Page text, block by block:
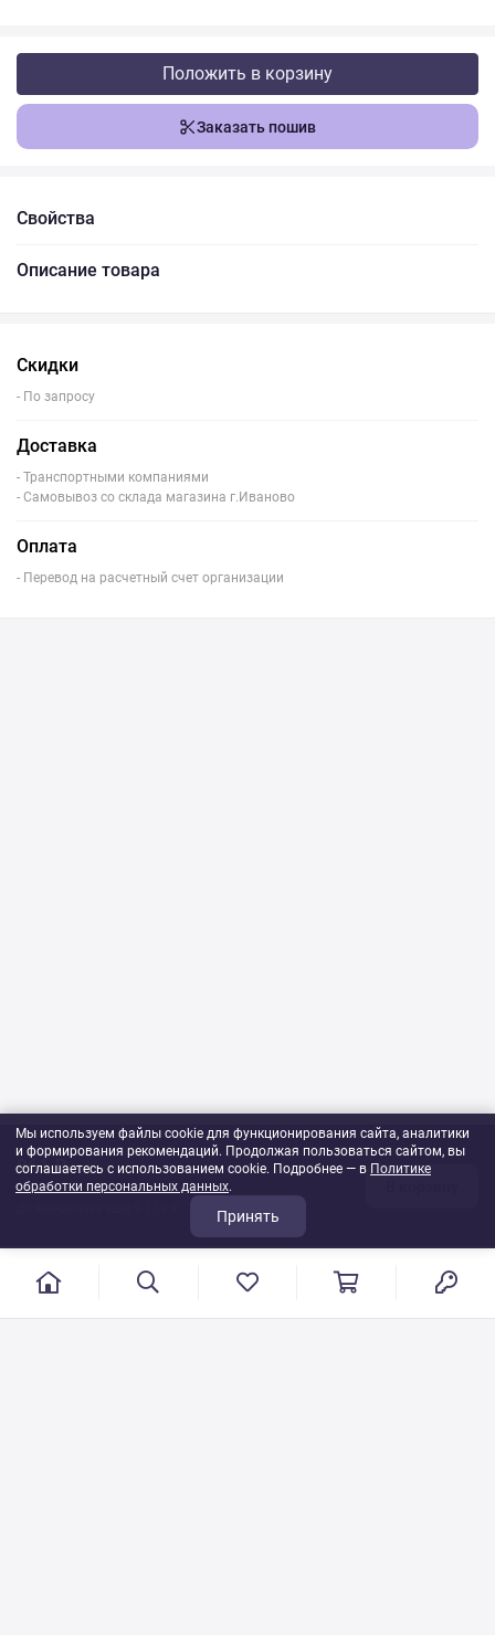
Положить в корзину
Заказать пошив
Свойства
Описание товара
Скидки
- По запросу
Доставка
- Транспортными компаниями
- Самовывоз со склада магазина г.Иваново
Оплата
- Перевод на расчетный счет организации
861 ₽
1шт
Мы используем файлы cookie для функционирования сайта, аналитики
и формирования рекомендаций. Продолжая пользоваться сайтом, вы
соглашаетесь с использованием cookie. Подробнее — в Политике
обработки персональных данных.
Принять